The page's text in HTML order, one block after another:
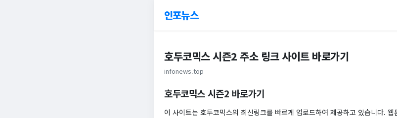
인포뉴스
호두코믹스 시즌2 주소 링크 사이트 바로가기
infonews.top
호두코믹스 시즌2 바로가기
이 사이트는 호두코믹스의 최신링크를 빠르게 업로드하여 제공하고 있습니다. 웹